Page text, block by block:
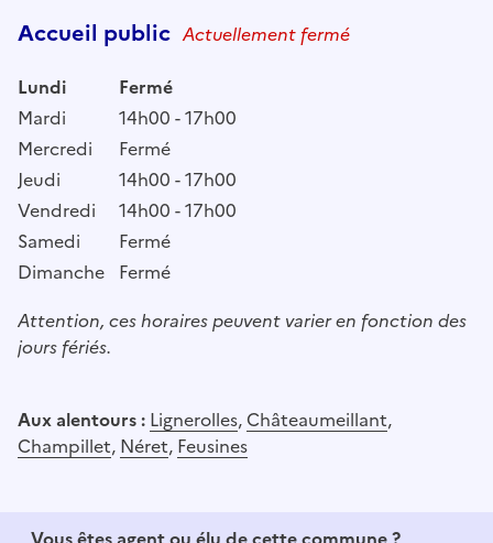
Accueil public Actuellement fermé
Lundi
Fermé
Mardi
14h00 - 17h00
Mercredi
Fermé
Jeudi
14h00 - 17h00
Vendredi
14h00 - 17h00
Samedi
Fermé
Dimanche Fermé
Attention, ces horaires peuvent varier en fonction des
jours fériés.
Aux alentours : Lignerolles, Châteaumeillant,
Champillet, Néret, Feusines